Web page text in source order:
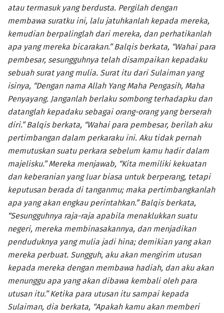
atau termasuk yang berdusta. Pergilah dengan
membawa suratku ini, lalu jatuhkanlah kepada mereka,
kemudian berpalinglah dari mereka, dan perhatikanlah
apa yang mereka bicarakan.” Balqis berkata, “Wahai para
pembesar, sesungguhnya telah disampaikan kepadaku
sebuah surat yang mulia. Surat itu dari Sulaiman yang
isinya, “Dengan nama Allah Yang Maha Pengasih, Maha
Penyayang. Janganlah berlaku sombong terhadapku dan
datanglah kepadaku sebagai orang-orang yang berserah
diri.” Balqis berkata, “Wahai para pembesar, berilah aku
pertimbangan dalam perkaraku ini. Aku tidak pernah
memutuskan suatu perkara sebelum kamu hadir dalam
majelisku.” Mereka menjawab, “Kita memiliki kekuatan
dan keberanian yang luar biasa untuk berperang, tetapi
keputusan berada di tanganmu; maka pertimbangkanlah
apa yang akan engkau perintahkan.” Balqis berkata,
“Sesungguhnya raja-raja apabila menaklukkan suatu
negeri, mereka membinasakannya, dan menjadikan
penduduknya yang mulia jadi hina; demikian yang akan
mereka perbuat. Sungguh, aku akan mengirim utusan
kepada mereka dengan membawa hadiah, dan aku akan
menunggu apa yang akan dibawa kembali oleh para
utusan itu.” Ketika para utusan itu sampai kepada
Sulaiman, dia berkata, “Apakah kamu akan memberi